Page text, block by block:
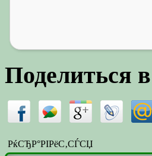
Поделиться
РќСЂР°РІРёС‚СЃСЏ